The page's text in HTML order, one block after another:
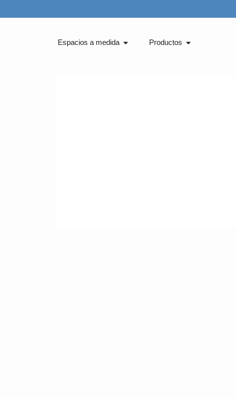
al
Espacios a medida Abrir Espacios a medida
Productos Abrir Productos